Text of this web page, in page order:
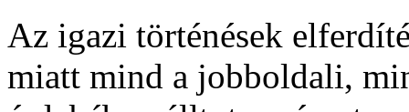
Az igazi történések
miatt mind a jobboldali,